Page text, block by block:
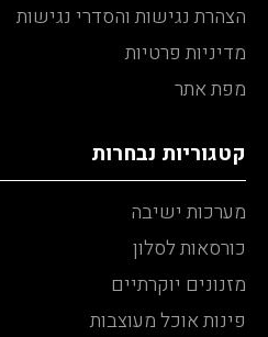
הצהרת נגישות והסדרי נגישות
מדיניות פרטיות
מפת אתר
קטגוריות נבחרות
מערכות ישיבה
כורסאות לסלון
מזנונים יוקרתיים
פינות אוכל מעוצבות